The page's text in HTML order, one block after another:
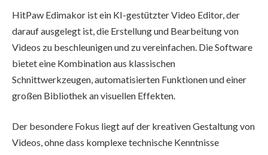
HitPaw Edimakor ist ein KI-gestützter Video Editor, der
darauf ausgelegt ist, die Erstellung und Bearbeitung von
Videos zu beschleunigen und zu vereinfachen. Die Software
bietet eine Kombination aus klassischen
Schnittwerkzeugen, automatisierten Funktionen und einer
großen Bibliothek an visuellen Effekten.
Der besondere Fokus liegt auf der kreativen Gestaltung von
Videos, ohne dass komplexe technische Kenntnisse